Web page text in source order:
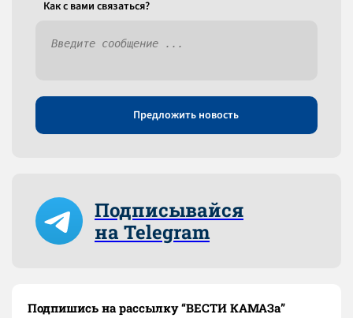
Как c вами связаться?
Предложить новость
Подписывайся
на Telegram
Подпишись на рассылку “ВЕСТИ КАМАЗа”